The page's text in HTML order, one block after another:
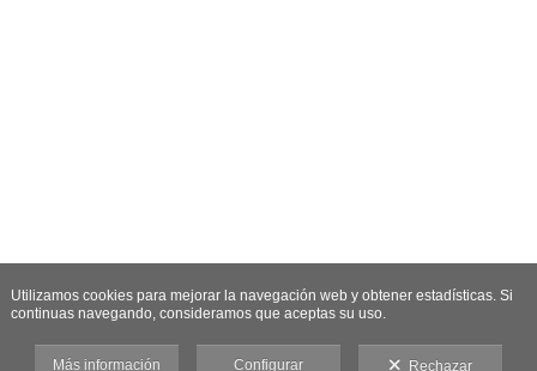
Utilizamos cookies para mejorar la navegación web y obtener estadísticas. Si
continuas navegando, consideramos que aceptas su uso.
Más información Configurar Rechazar